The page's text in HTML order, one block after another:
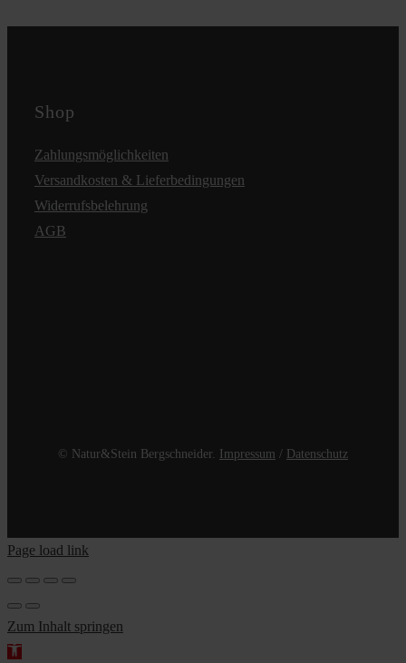
Shop
Zahlungsmöglichkeiten
Versandkosten & Lieferbedingungen
Widerrufsbelehrung
AGB
© Natur&Stein Bergschneider. Impressum / Datenschutz
Page load link
Zum Inhalt springen
Werkzeugleiste